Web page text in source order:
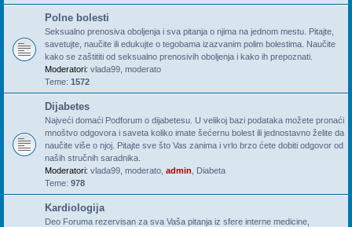
Polne bolesti
Seksualno prenosiva oboljenja i sva pitanja o njima na jednom mestu. Pitajte,
savetujte, naučite ili edukujte o tegobama izazvanim polim bolestima. Naučite
kako se zaštititi od seksualno prenosivih oboljenja i kako ih prepoznati.
Moderatori: vlada99 moderato
Teme: 1572
Dijabetes
Najveći domaći Podforum o dijabetesu. U velikoj bazi podataka možete pronaći
mnoštvo odgovora i saveta koliko imate šećernu bolest ili jednostavno želite da
naučite više o njoj. Pitajte sve što Vas zanima i vrlo brzo ćete dobiti odgovor od
naših stručnih saradnika.
Moderatori: vlada99 moderato admin
Diabeta
Teme: 978
Kardiologija
Deo Foruma rezervisan za sva Vaša pitanja iz sfere interne medicine,